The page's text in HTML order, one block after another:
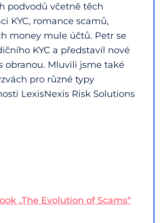
podvodů včetně těch
KYC, romance scamů,
money mule účtů. Petr se
KYC a představil nové
Mluvili jsme také
pro různé typy
LexisNexis Risk Solutions
„The Evolution of Scams“⁠